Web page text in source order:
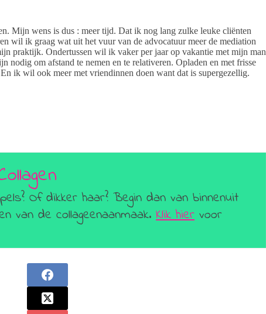
Mijn wens is dus : meer tijd. Dat ik nog lang zulke leuke cliënten
wil ik graag wat uit het vuur van de advocatuur meer de mediation
praktijk. Ondertussen wil ik vaker per jaar op vakantie met mijn man
nodig om afstand te nemen en te relativeren. Opladen en met frisse
ik wil ook meer met vriendinnen doen want dat is supergezellig.
Of dikker haar? Begin dan van binnenuit
van de collageenaanmaak. Klik hier voor